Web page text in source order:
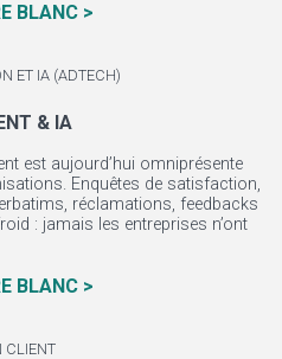
BLANC >
ET IA (ADTECH)
& IA
est aujourd’hui omniprésente
Enquêtes de satisfaction,
réclamations, feedbacks
: jamais les entreprises n’ont
BLANC >
CLIENT